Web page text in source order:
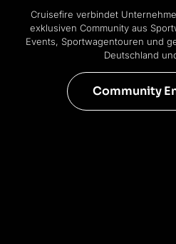
Cruisefire verbindet
exklusiven Community aus
Events, Sportwagentouren und
Deutschland
Community